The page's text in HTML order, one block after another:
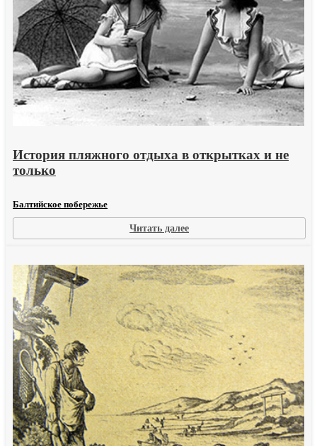
История пляжного отдыха в открытках и не
только
Балтийское побережье
Читать далее:
История
отдыха
в
открытках
и
не
только